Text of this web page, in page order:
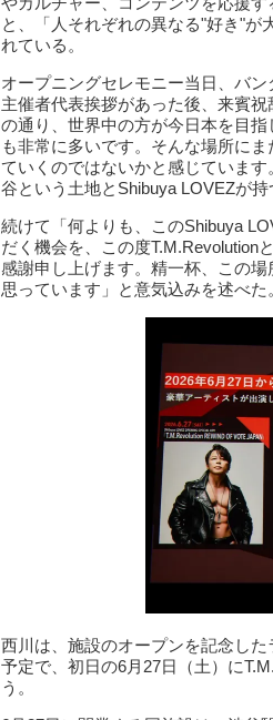
と、「人それぞれの異なる"好き"が
れている。
オープニングセレモニー当日、バ
主催者代表挨拶があった後、来賓
の通り、世界中の方が今日本を目
も非常に多いです。そんな場所に
ていくのではないかと感じていま
谷という土地とShibuya LOVEZが持
続けて「何よりも、このShibuya
だく機会を、この度T.M.Revolution
感謝申し上げます。精一杯、この
思っています」と意気込みを述べた
西川は、施設のオープンを記念し
予定で、初日の6月27日（土）に
う。